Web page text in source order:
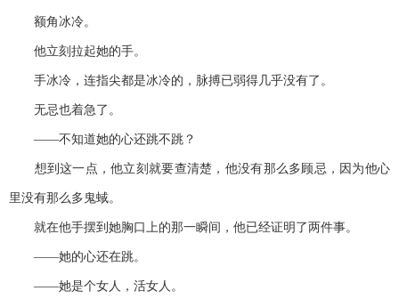
额角冰冷。
他立刻拉起她的手。
手冰冷，连指尖都是冰冷的，脉搏已弱得几乎没有了。
无忌也着急了。
——不知道她的心还跳不跳？
想到这一点，他立刻就要查清楚，他没有那么多顾忌，因为他心
里没有那么多鬼蜮。
就在他手摆到她胸口上的那一瞬间，他已经证明了两件事。
——她的心还在跳。
——她是个女人，活女人。